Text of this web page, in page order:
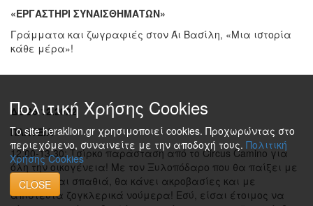
«ΕΡΓΑΣΤΗΡΙ ΣΥΝΑΙΣΘΗΜΑΤΩΝ»
Γράμματα και ζωγραφιές στον Άι Βασίλη, «Μια ιστορία
κάθε μέρα»!
ΔΕ 26.12.2022
ΠΛΑΤΕΙΑ
12.00-13.30: Τσίρκο παράσταση από το Circus Camino για
όλη την οικογένεια! Με τον Ξυλοπόδαρο που θα παίξει με
κορύνες και σπαθιά, θα κάνει ακροβασίες και με
απίστευτα ζογκλερικά νούμερα! Εσύ, είσαι έτοιμος να
Πολιτική Χρήσης Cookies
Το site heraklion.gr χρησιμοποιεί cookies. Προχωρώντας στο
περιεχόμενο, συναινείτε με την αποδοχή τους. Πολιτική
Χρήσης Cookies
CLOSE